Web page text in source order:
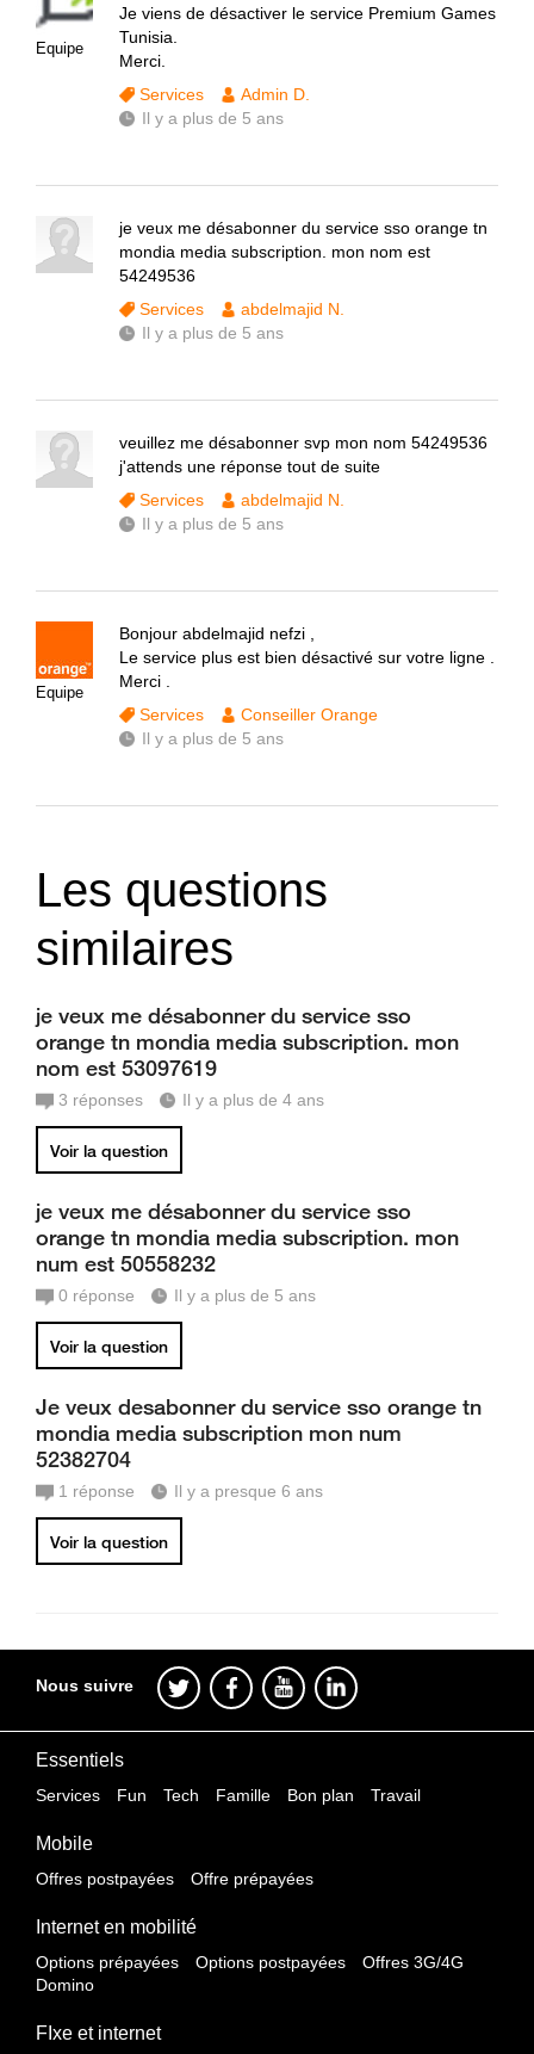
Equipe
Je viens de désactiver le service Premium Games
Tunisia.
Merci.
Services
Admin D.
Il y a plus de 5 ans
je veux me désabonner du service sso orange tn
mondia media subscription. mon nom est
54249536
Services
abdelmajid N.
Il y a plus de 5 ans
veuillez me désabonner svp mon nom 54249536
j'attends une réponse tout de suite
Services
abdelmajid N.
Il y a plus de 5 ans
Equipe
Bonjour abdelmajid nefzi ,
Le service plus est bien désactivé sur votre ligne .
Merci .
Services
Conseiller Orange
Il y a plus de 5 ans
Les questions
similaires
je veux me désabonner du service sso
orange tn mondia media subscription. mon
nom est 53097619
3 réponses Il y a plus de 4 ans
Voir la question
je veux me désabonner du service sso
orange tn mondia media subscription. mon
num est 50558232
0 réponse Il y a plus de 5 ans
Voir la question
Je veux desabonner du service sso orange tn
mondia media subscription mon num
52382704
1 réponse Il y a presque 6 ans
Voir la question
Nous suivre
Essentiels
Services Fun Tech Famille Bon plan Travail
Mobile
Offres postpayées Offre prépayées
Internet en mobilité
Options prépayées Options postpayées
Offres 3G/4G
Domino
FIxe et internet